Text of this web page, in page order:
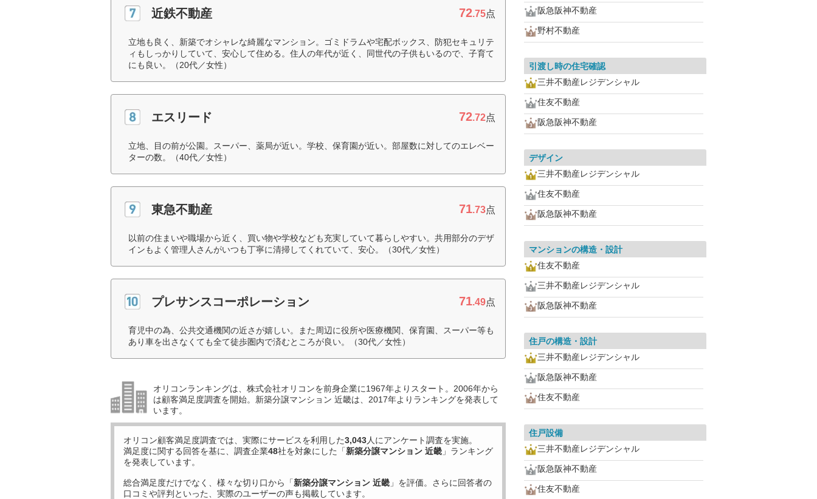
近鉄不動産 72.75点
立地も良く、新築でオシャレな綺麗なマンション。ゴミドラムや宅配ボックス、防犯セキュリテ
ィもしっかりしていて、安心して住める。住人の年代が近く、同世代の子供もいるので、子育て
にも良い。（20代／女性）
エスリード 72.72点
立地、目の前が公園。スーパー、薬局が近い。学校、保育園が近い。部屋数に対してのエレベー
ターの数。（40代／女性）
東急不動産 71.73点
以前の住まいや職場から近く、買い物や学校なども充実していて暮らしやすい。共用部分のデザ
インもよく管理人さんがいつも丁寧に清掃してくれていて、安心。（30代／女性）
プレサンスコーポレーション 71.49点
育児中の為、公共交通機関の近さが嬉しい。また周辺に役所や医療機関、保育園、スーパー等も
あり車を出さなくても全て徒歩圏内で済むところが良い。（30代／女性）
オリコンランキングは、株式会社オリコンを前身企業に1967年よりスタート。2006年から
は顧客満足度調査を開始。新築分譲マンション 近畿は、2017年よりランキングを発表して
います。
オリコン顧客満足度調査では、実際にサービスを利用した3,043人にアンケート調査を実施。
満足度に関する回答を基に、調査企業48社を対象にした「新築分譲マンション 近畿 」ランキング
を発表しています。
総合満足度だけでなく、様々な切り口から「新築分譲マンション 近畿 」を評価。さらに回答者の
口コミや評判といった、実際のユーザーの声も掲載しています。
阪急阪神不動産
野村不動産
引渡し時の住宅確認
三井不動産レジデンシャル
住友不動産
阪急阪神不動産
デザイン
三井不動産レジデンシャル
住友不動産
阪急阪神不動産
マンションの構造・設計
住友不動産
三井不動産レジデンシャル
阪急阪神不動産
住戸の構造・設計
三井不動産レジデンシャル
阪急阪神不動産
住友不動産
住戸設備
三井不動産レジデンシャル
阪急阪神不動産
住友不動産